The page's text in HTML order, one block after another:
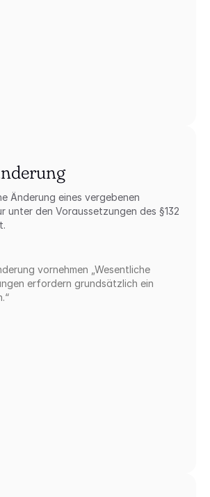
Änderung eines vergebenen
unter den Voraussetzungen des §132
vornehmen „Wesentliche
erfordern grundsätzlich ein